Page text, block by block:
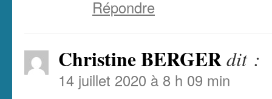
Répondre
Christine BERGERdit :
14 juillet 2020 à 8 h 09 min